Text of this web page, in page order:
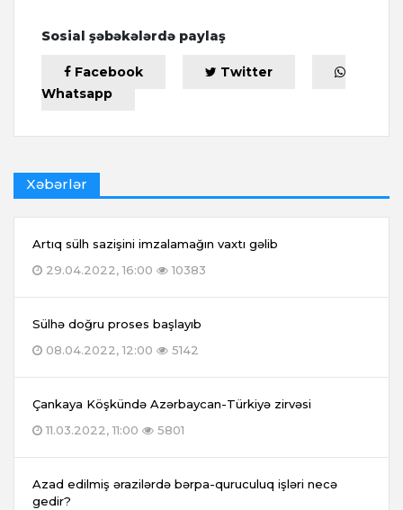
Sosial şəbəkələrdə paylaş
Facebook
Twitter
Whatsapp
Xəbərlər
Artıq sülh sazişini imzalamağın vaxtı gəlib
29.04.2022, 16:00
10383
Sülhə doğru proses başlayıb
08.04.2022, 12:00
5142
Çankaya Köşkündə Azərbaycan-Türkiyə zirvəsi
11.03.2022, 11:00
5801
Azad edilmiş ərazilərdə bərpa-quruculuq işləri necə
gedir?